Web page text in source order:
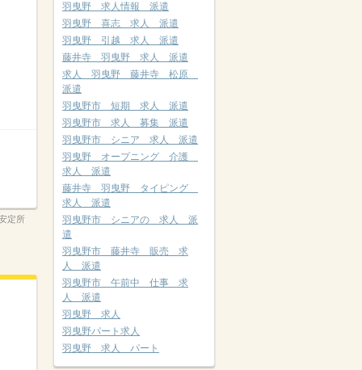
定所
羽曳野 求人情報 派遣
羽曳野 喜志 求人 派遣
羽曳野 引越 求人 派遣
藤井寺 羽曳野 求人 派遣
求人 羽曳野 藤井寺 松原
派遣
羽曳野市 短期 求人 派遣
羽曳野市 求人 募集 派遣
羽曳野市 シニア 求人 派遣
羽曳野 オープニング 介護
求人 派遣
藤井寺 羽曳野 タイピング
求人 派遣
羽曳野市 シニアの 求人 派
遣
羽曳野市 藤井寺 販売 求
人 派遣
羽曳野市 午前中 仕事 求
人 派遣
羽曳野 求人
羽曳野パート求人
羽曳野 求人 パート